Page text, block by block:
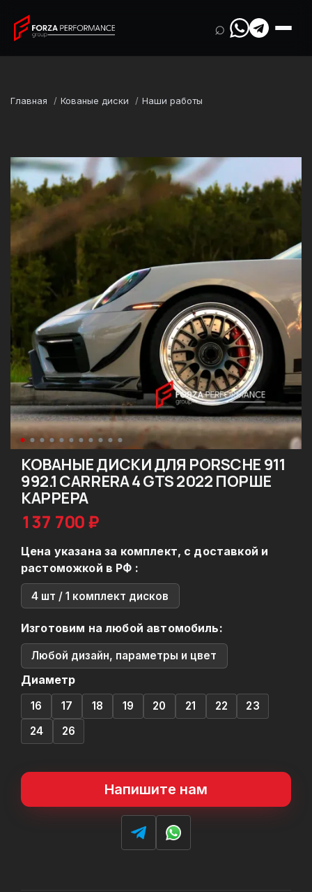
⌕
Главная Кованые диски Наши работы
КОВАНЫЕ ДИСКИ ДЛЯ PORSCHE 911
992.1 CARRERA 4 GTS 2022 ПОРШЕ
КАРРЕРА
137 700 ₽
Цена указана за комплект, с доставкой и
растоможкой в РФ :
4 шт / 1 комплект дисков
Изготовим на любой автомобиль:
Любой дизайн, параметры и цвет
Диаметр
16 17 18 19 20 21 22
23
24
26
Напишите нам
Марка
Porsche
911